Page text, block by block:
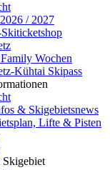
/ 2027
Wochen
Kühtai Skipass
& Skigebietsnews
Lifte & Pisten